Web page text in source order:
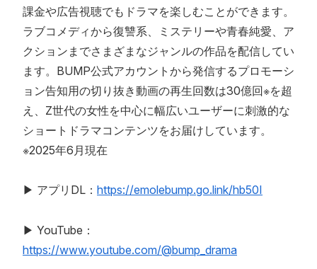
課金や広告視聴でもドラマを楽しむことができます。
ラブコメディから復讐系、ミステリーや青春純愛、ア
クションまでさまざまなジャンルの作品を配信してい
ます。BUMP公式アカウントから発信するプロモーシ
ョン告知用の切り抜き動画の再生回数は30億回※を超
え、Z世代の女性を中心に幅広いユーザーに刺激的な
ショートドラマコンテンツをお届けしています。
※2025年6月現在
▶ アプリDL： https://emolebump.go.link/hb50I
▶ YouTube：
https://www.youtube.com/@bump_drama